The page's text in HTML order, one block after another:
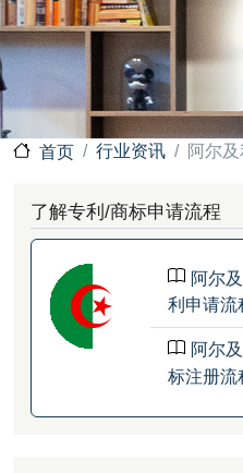
首页 行业资讯 阿尔
了解专利/商标申请流程
阿尔
利申请流
阿尔
标注册流